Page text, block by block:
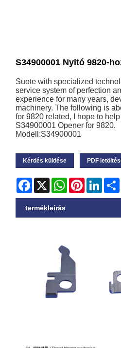
S34900001 Nyitó 9820-
Suote with specialized
service system of perfection
experience for many years,
machinery. The following is
for 9820 related, I hope to
S34900001 Opener for 9820.
Modell:S34900001
Kérdés küldése PDF
Facebook
X WhatsApp
Pinterest
termékleírás